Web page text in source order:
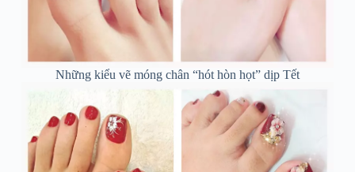
Những kiểu vẽ móng chân “hót hòn họt” dịp Tết